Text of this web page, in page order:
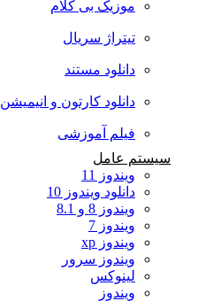
موزیک بی کلام
تیتراژ سریال
دانلود مستند
دانلود کارتون و انیمیشن
فیلم آموزشی
سیستم عامل
ویندوز 11
دانلود ویندوز 10
ویندوز 8 و 8.1
ویندوز 7
ویندوز xp
ویندوز سرور
لینوکس
ویندوز